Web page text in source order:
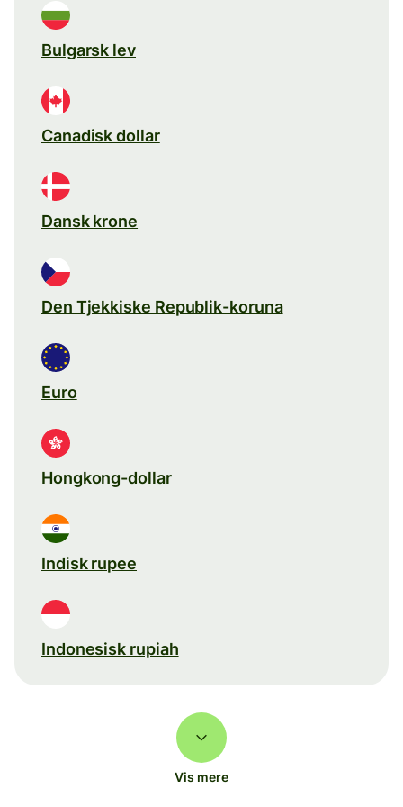
Bulgarsk lev
Canadisk dollar
Dansk krone
Den Tjekkiske Republik-koruna
Euro
Hongkong-dollar
Indisk rupee
Indonesisk rupiah
Vis mere